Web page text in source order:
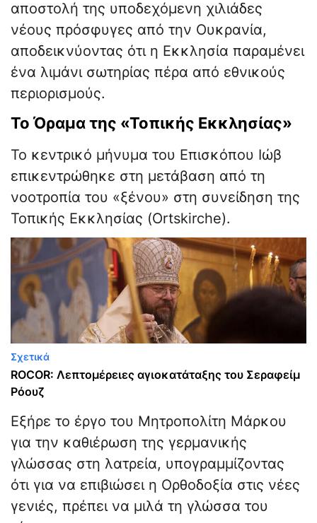
αποστολή της υποδεχόμενη χιλιάδες
νέους πρόσφυγες από την Ουκρανία,
αποδεικνύοντας ότι η Εκκλησία παραμένει
ένα λιμάνι σωτηρίας πέρα από εθνικούς
περιορισμούς.
Το Όραμα της «Τοπικής Εκκλησίας»
Το κεντρικό μήνυμα του Επισκόπου Ιώβ
επικεντρώθηκε στη μετάβαση από τη
νοοτροπία του «ξένου» στη συνείδηση της
Τοπικής Εκκλησίας (Ortskirche).
Σχετικά
ROCOR: Λεπτομέρειες αγιοκατάταξης του Σεραφείμ
Ρόουζ
Εξήρε το έργο του Μητροπολίτη Μάρκου
για την καθιέρωση της γερμανικής
γλώσσας στη λατρεία, υπογραμμίζοντας
ότι για να επιβιώσει η Ορθοδοξία στις νέες
γενιές, πρέπει να μιλά τη γλώσσα του